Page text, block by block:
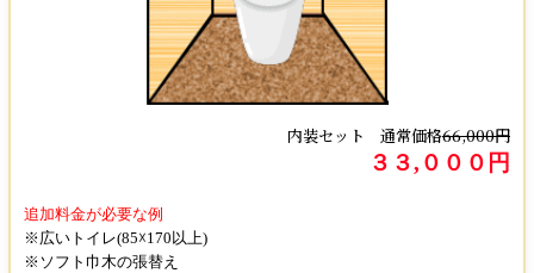
内装セット 通常価格66,000円
３３,０００円
追加料金が必要な例
※広いトイレ(85☓170以上)
※ソフト巾木の張替え